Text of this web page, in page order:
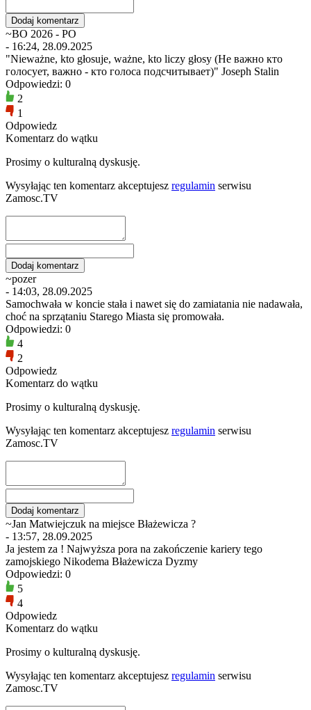
~BO 2026 - PO
- 16:24, 28.09.2025
"Nieważne, kto głosuje, ważne, kto liczy głosy (Не важно кто
голосует, важно - кто голоса подсчитывает)" Joseph Stalin
Odpowiedzi: 0
2
1
Odpowiedz
Komentarz do wątku
Prosimy o kulturalną dyskusję.
Wysyłając ten komentarz akceptujesz regulamin serwisu
Zamosc.TV
~pozer
- 14:03, 28.09.2025
Samochwała w koncie stała i nawet się do zamiatania nie nadawała,
choć na sprzątaniu Starego Miasta się promowała.
Odpowiedzi: 0
4
2
Odpowiedz
Komentarz do wątku
Prosimy o kulturalną dyskusję.
Wysyłając ten komentarz akceptujesz regulamin serwisu
Zamosc.TV
~Jan Matwiejczuk na miejsce Błażewicza ?
- 13:57, 28.09.2025
Ja jestem za ! Najwyższa pora na zakończenie kariery tego
zamojskiego Nikodema Błażewicza Dyzmy
Odpowiedzi: 0
5
4
Odpowiedz
Komentarz do wątku
Prosimy o kulturalną dyskusję.
Wysyłając ten komentarz akceptujesz regulamin serwisu
Zamosc.TV